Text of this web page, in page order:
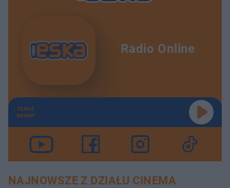
Radio Online
TERAZ
GRAMY
NAJNOWSZE Z DZIAŁU CINEMA